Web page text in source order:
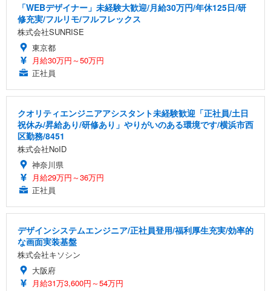
「WEBデザイナー」未経験大歓迎/月給30万円/年休125日/研
修充実/フルリモ/フルフレックス
株式会社SUNRISE
東京都
月給30万円～50万円
正社員
クオリティエンジニアアシスタント未経験歓迎「正社員/土日
祝休み/昇給あり/研修あり」やりがいのある環境です/横浜市西
区勤務/8451
株式会社NoID
神奈川県
月給29万円～36万円
正社員
デザインシステムエンジニア/正社員登用/福利厚生充実/効率的
な画面実装基盤
株式会社キソシン
大阪府
月給31万3,600円～54万円